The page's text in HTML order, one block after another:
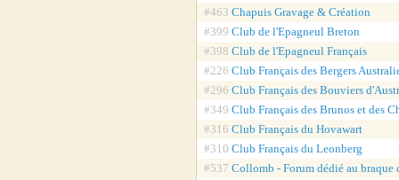
#463 Chapuis Gravage & Création
#399 Club de l'Epagneul Breton
#398 Club de l'Epagneul Français
#226 Club Français des Bergers
#296 Club Français des Bouviers
#349 Club Français des Brunos et des
#316 Club Français du Hovawart
#310 Club Français du Leonberg
#537 Collomb - Forum dédié au braque